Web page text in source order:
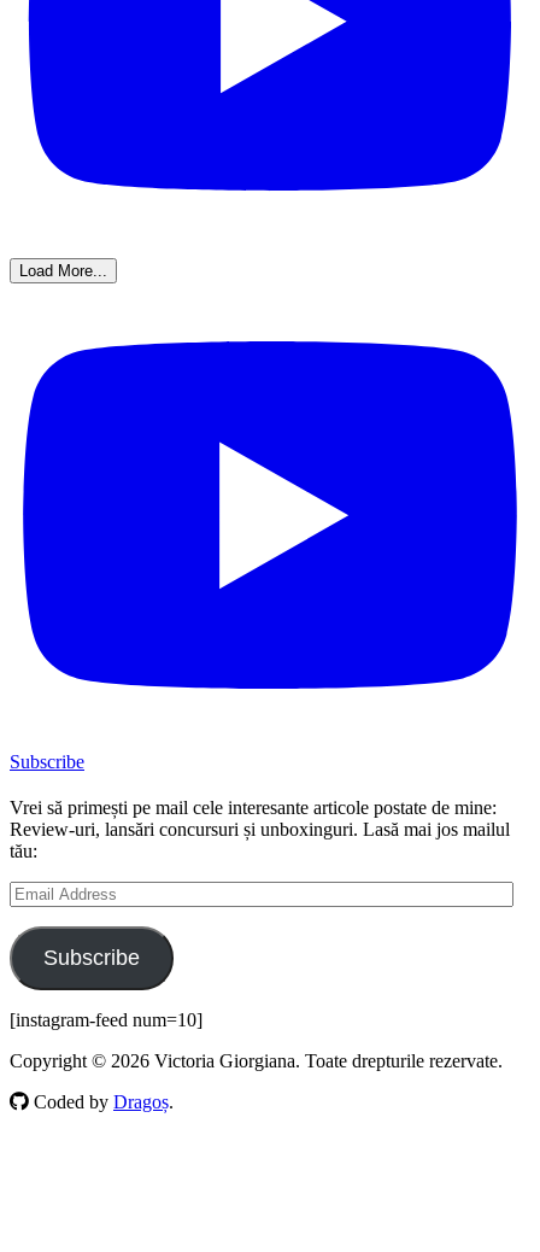
Load More...
Subscribe
Vrei să primești pe mail cele interesante articole postate de mine:
Review-uri, lansări concursuri și unboxinguri. Lasă mai jos mailul
tău:
Email
Address
Subscribe
[instagram-feed num=10]
Copyright © 2026 Victoria Giorgiana. Toate drepturile rezervate.
Coded by Dragoș.